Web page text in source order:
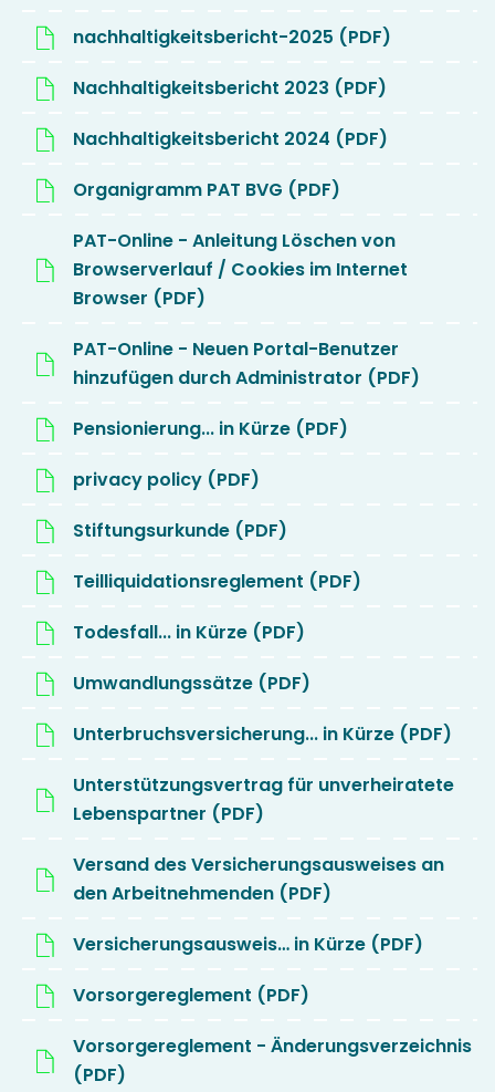
nachhaltigkeitsbericht-2025 (PDF)
Nachhaltigkeitsbericht 2023 (PDF)
Nachhaltigkeitsbericht 2024 (PDF)
Organigramm PAT BVG (PDF)
PAT-Online - Anleitung Löschen von
Browserverlauf / Cookies im Internet
Browser (PDF)
PAT-Online - Neuen Portal-Benutzer
hinzufügen durch Administrator (PDF)
Pensionierung... in Kürze (PDF)
privacy policy (PDF)
Stiftungsurkunde (PDF)
Teilliquidationsreglement (PDF)
Todesfall... in Kürze (PDF)
Umwandlungssätze (PDF)
Unterbruchsversicherung... in Kürze (PDF)
Unterstützungsvertrag für unverheiratete
Lebenspartner (PDF)
Versand des Versicherungsausweises an
den Arbeitnehmenden (PDF)
Versicherungsausweis… in Kürze (PDF)
Vorsorgereglement (PDF)
Vorsorgereglement - Änderungsverzeichnis
(PDF)